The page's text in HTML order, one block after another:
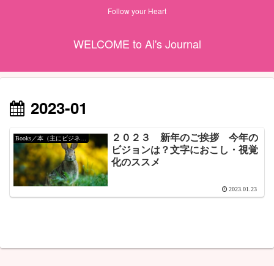
Follow your Heart
WELCOME to Ai's Journal
2023-01
２０２３ 新年のご挨拶 今年の
ビジョンは？文字におこし・視覚
化のススメ
2023.01.23